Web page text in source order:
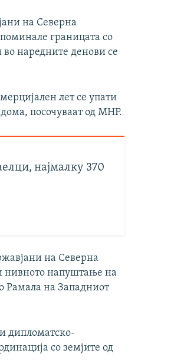
на Северна
границата со
во наредните денови се
лет се упати
посочуваат од МНР.
најмалку 370
на Северна
нивното напуштање на
Рамала на Западниот
дипломатско-
со земјите од